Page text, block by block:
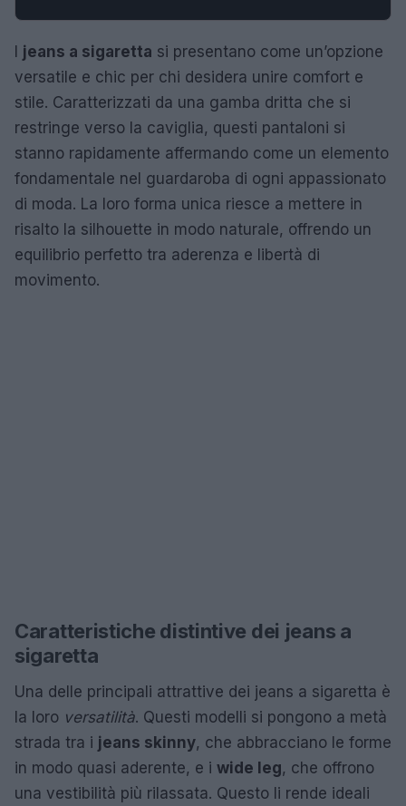
I jeans a sigaretta si presentano come un’opzione
versatile e chic per chi desidera unire comfort e
stile. Caratterizzati da una gamba dritta che si
restringe verso la caviglia, questi pantaloni si
stanno rapidamente affermando come un elemento
fondamentale nel guardaroba di ogni appassionato
di moda. La loro forma unica riesce a mettere in
risalto la silhouette in modo naturale, offrendo un
equilibrio perfetto tra aderenza e libertà di
movimento.
Caratteristiche distintive dei jeans a
sigaretta
Una delle principali attrattive dei jeans a sigaretta è
la loro versatilità. Questi modelli si pongono a metà
strada tra i jeans skinny, che abbracciano le forme
in modo quasi aderente, e i wide leg, che offrono
una vestibilità più rilassata. Questo li rende ideali